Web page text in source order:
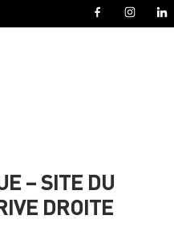
– SITE DU
DROITE